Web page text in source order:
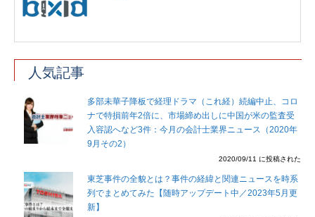
人気記事
多部未華子降板で経理ドラマ（これ経）続編中止、コロ
ナで特損前年2倍に、市場締め出しに中国が米の監査受
入容認へなど3件：今月の会計士業界ニュース（2020年
9月その2）
2020/09/11 に投稿された
東芝事件の全貌とは？事件の経緯と関連ニュースを時系
列でまとめてみた【随時アップデート中／2023年5月更
新】